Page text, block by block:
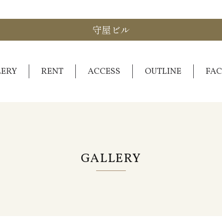
守屋ビル
RENT ACCESS OUTLINE
GALLERY